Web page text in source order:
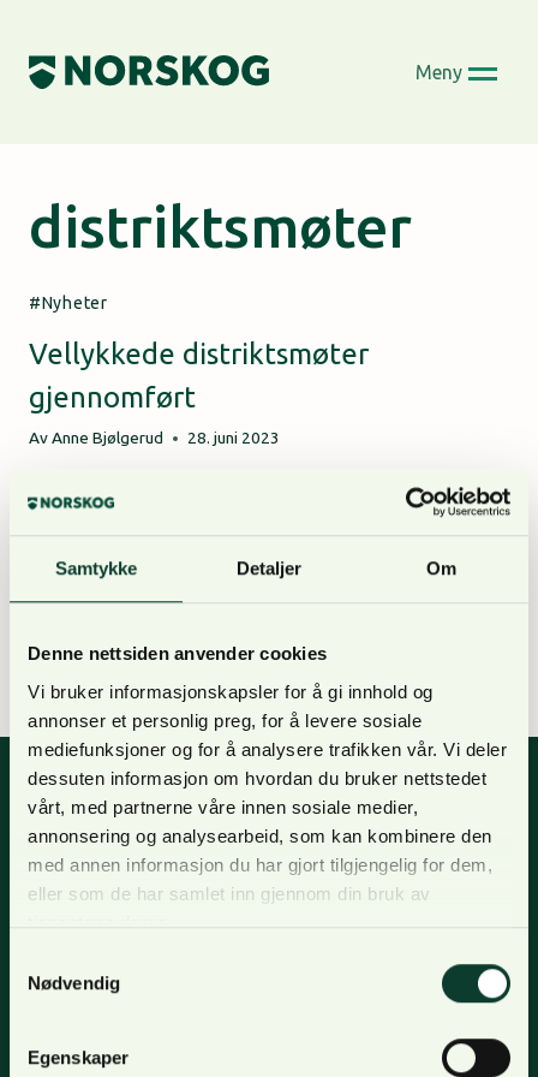
Samtykke Detaljer Om
Denne nettsiden anvender cookies
Vi bruker informasjonskapsler for å gi innhold og
annonser et personlig preg, for å levere sosiale
mediefunksjoner og for å analysere trafikken vår. Vi deler
dessuten informasjon om hvordan du bruker nettstedet
vårt, med partnerne våre innen sosiale medier,
annonsering og analysearbeid, som kan kombinere den
med annen informasjon du har gjort tilgjengelig for dem,
eller som de har samlet inn gjennom din bruk av
Nødvendig
Egenskaper
content
Meny
distriktsmøter
Nyheter
Vellykkede distriktsmøter
gjennomført
AvAnne Bjølgerud 28. juni 2023
Årets distriktsmøter ble avholdt i april og mai.
Rundt 60 av NORSKOGS medlemmer deltok på
vært gjennomført i over 30 år. I vår ble totalt fem
hadde man distriktsstyrer, og distriktsmøtene ble
blant annet benyttet for å velge disse. I dag…
Nyhetsbrev
For oppdateringer, nyheter og skogfaglige artikler,
Meld deg på